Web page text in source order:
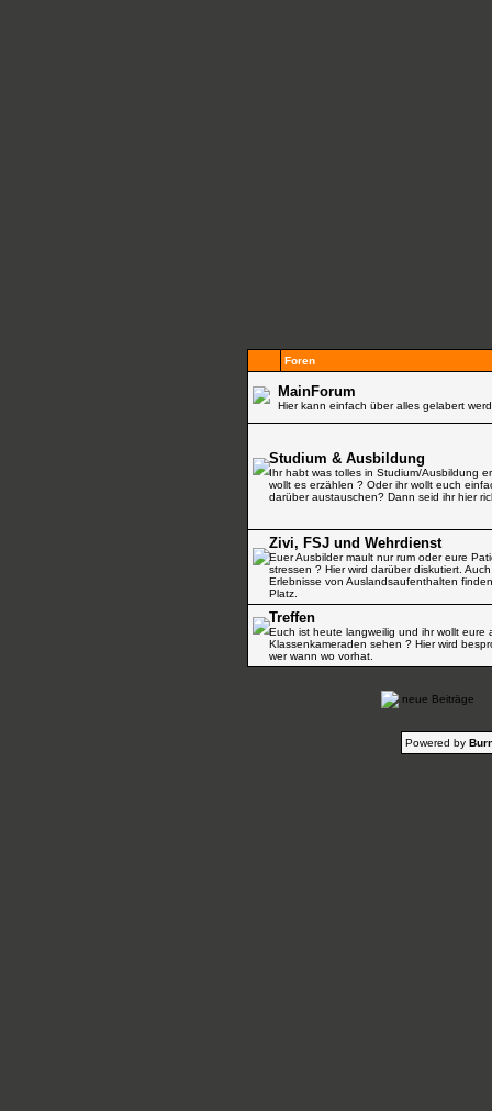
Foren
MainForum
Hier kann einfach über alles gelabert
Studium & Ausbildung
Ihr habt was tolles in Studium/Ausbildung
wollt es erzählen ? Oder ihr wollt euch
darüber austauschen? Dann seid ihr hier
Zivi, FSJ und Wehrdienst
Euer Ausbilder mault nur rum oder eure
stressen ? Hier wird darüber diskutiert. Auch
Erlebnisse von Auslandsaufenthalten
Platz.
Treffen
Euch ist heute langweilig und ihr wollt eure
Klassenkameraden sehen ? Hier wird
wer wann wo vorhat.
neue Beiträge
Powered by